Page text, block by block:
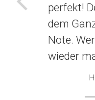
perfekt!
dem
Note.
wieder
Voriges